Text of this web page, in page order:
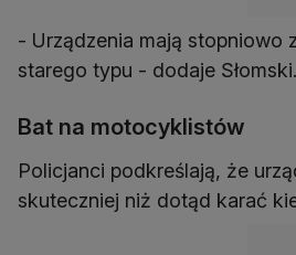
- Urządzenia mają stopniowo
starego typu - dodaje Słomski.
Bat na motocyklistów
Policjanci podkreślają, że
skuteczniej niż dotąd karać